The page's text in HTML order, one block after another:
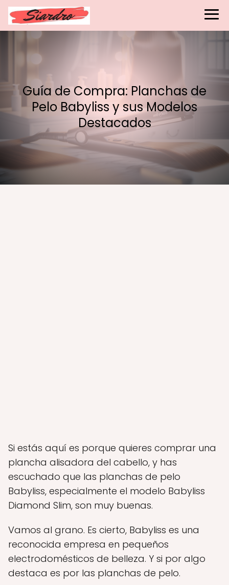
Guía de Compra: Planchas de
Pelo Babyliss y sus Modelos
Destacados
Si estás aquí es porque quieres comprar una
plancha alisadora del cabello, y has
escuchado que las planchas de pelo
Babyliss, especialmente el modelo Babyliss
Diamond Slim, son muy buenas.
Vamos al grano. Es cierto, Babyliss es una
reconocida empresa en pequeños
electrodomésticos de belleza. Y si por algo
destaca es por las planchas de pelo.